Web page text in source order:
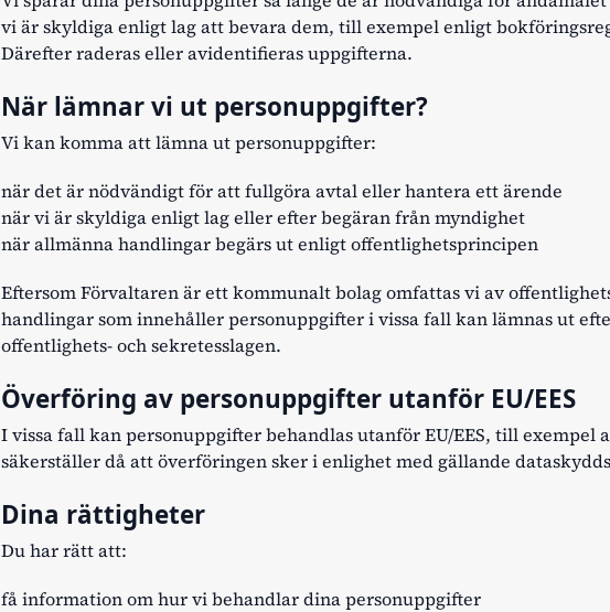
vi är skyldiga enligt lag att bevara dem, till exempel enligt
Därefter raderas eller avidentifieras uppgifterna.
När lämnar vi ut personuppgifter?
Vi kan komma att lämna ut personuppgifter:
när det är nödvändigt för att fullgöra avtal eller hantera ett ärende
när vi är skyldiga enligt lag eller efter begäran från myndighet
när allmänna handlingar begärs ut enligt offentlighetsprincipen
Eftersom Förvaltaren är ett kommunalt bolag omfattas vi av
handlingar som innehåller personuppgifter i vissa fall kan lämnas ut
offentlighets- och sekretesslagen.
Överföring av personuppgifter utanför EU/EES
I vissa fall kan personuppgifter behandlas utanför EU/EES, till exempel
säkerställer då att överföringen sker i enlighet med gällande
Dina rättigheter
Du har rätt att:
få information om hur vi behandlar dina personuppgifter